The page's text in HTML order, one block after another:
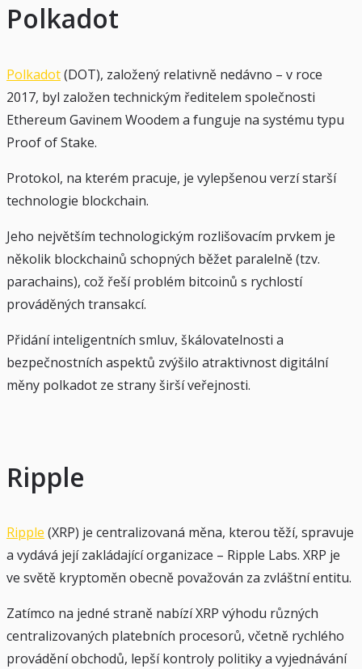
Polkadot
Polkadot(DOT), založený relativně nedávno – v roce
2017, byl založen technickým ředitelem společnosti
Ethereum Gavinem Woodem a funguje na systému typu
Proof of Stake.
Protokol, na kterém pracuje, je vylepšenou verzí starší
technologie blockchain.
Jeho největším technologickým rozlišovacím prvkem je
několik blockchainů schopných běžet paralelně (tzv.
parachains), což řeší problém bitcoinů s rychlostí
prováděných transakcí.
Přidání inteligentních smluv, škálovatelnosti a
bezpečnostních aspektů zvýšilo atraktivnost digitální
měny polkadot ze strany širší veřejnosti.
Ripple
Ripple (XRP) je centralizovaná měna, kterou těží, spravuje
a vydává její zakládající organizace – Ripple Labs. XRP je
ve světě kryptoměn obecně považován za zvláštní entitu.
Zatímco na jedné straně nabízí XRP výhodu různých
centralizovaných platebních procesorů, včetně rychlého
provádění obchodů, lepší kontroly politiky a vyjednávání